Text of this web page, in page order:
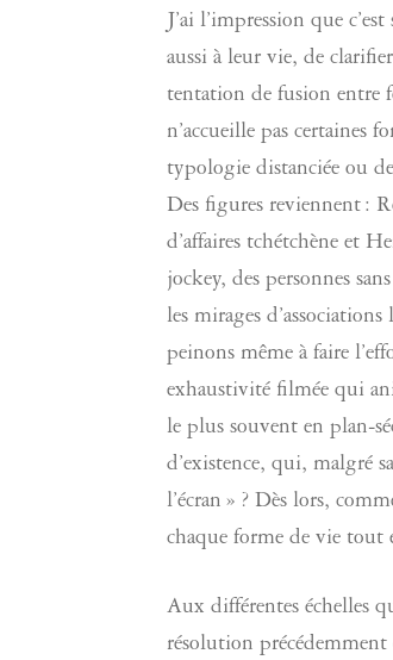
J’ai l’impression que
aussi à leur vie, de
tentation de fusion entre
n’accueille pas certaines
typologie distanciée ou
Des figures reviennent :
d’affaires tchétchène et
jockey, des personnes
les mirages
peinons même à faire
exhaustivité filmée qui
le plus souvent en plan-
d’existence, qui, malgré
l’écran » ? Dès lors,
chaque forme de vie tout
Aux différentes échelles
résolution précédemment